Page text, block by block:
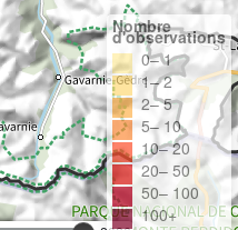
Nombre
d'observations
0– 1
1– 2
2– 5
5– 10
10– 20
20– 50
50– 100
100+